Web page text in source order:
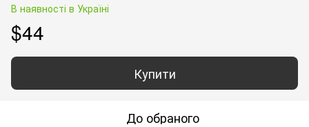
В наявності в Україні
$44
Купити
До обраного